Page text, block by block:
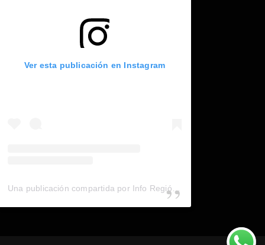
Ver esta publicación en Instagram
Una publicación compartida por Info Región (@inforegion_redes)